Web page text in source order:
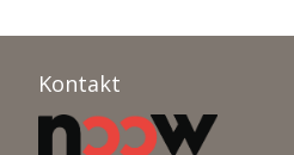
Kontakt